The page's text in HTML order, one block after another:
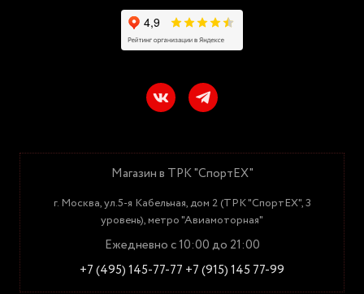
Магазин в ТРК "СпортЕХ"
г. Москва, ул.5-я Кабельная, дом 2 (ТРК "СпортЕХ", 3
уровень), метро "Авиамоторная"
Ежедневно с 10:00 до 21:00
+7 (495) 145-77-77 +7 (915) 145 77-99